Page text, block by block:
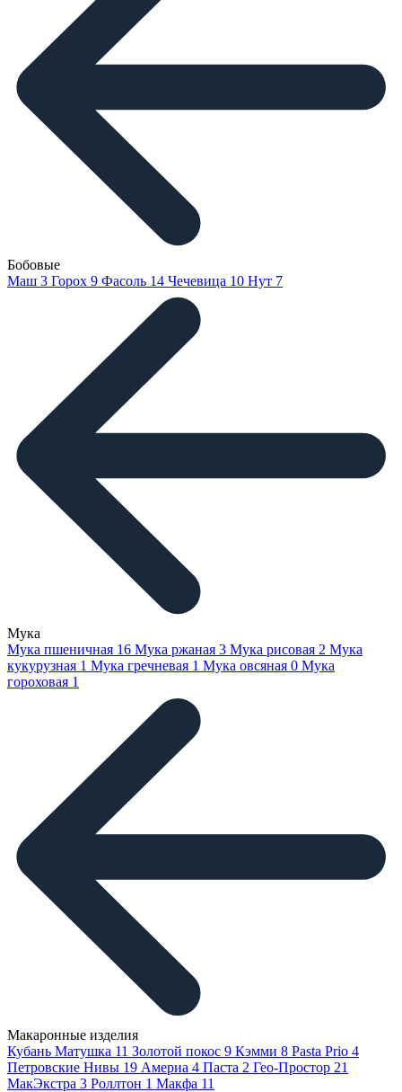
Бобовые
Маш 3 Горох 9 Фасоль 14 Чечевица 10 Нут 7
Мука
Мука пшеничная 16 Мука ржаная 3 Мука рисовая 2 Мука
кукурузная 1 Мука гречневая 1 Мука овсяная 0 Мука
гороховая 1
Макаронные изделия
Кубань Матушка 11 Золотой покос 9 Кэмми 8 Pasta Prio 4
Петровские Нивы 19 Америа 4 Паста 2 Гео-Простор 21
МакЭкстра 3 Роллтон 1 Макфа 11